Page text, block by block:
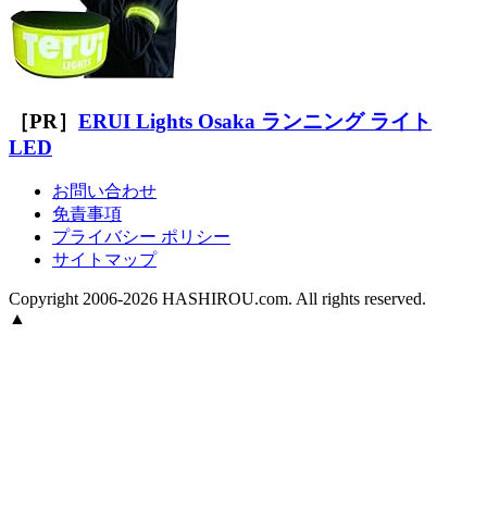
［PR］ ERUI Lights Osaka ランニング ライト
LED
お問い合わせ
免責事項
プライバシー ポリシー
サイトマップ
Copyright 2006-2026 HASHIROU.com. All rights reserved.
▲